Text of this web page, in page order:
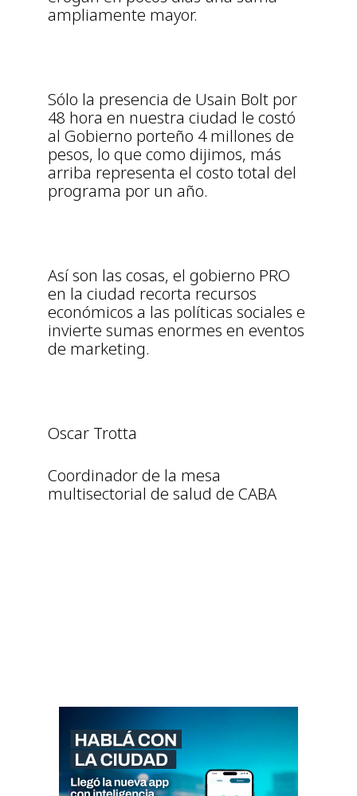
ampliamente mayor.
Sólo la presencia de Usain Bolt por
48 hora en nuestra ciudad le costó
al Gobierno porteño 4 millones de
pesos, lo que como dijimos, más
arriba representa el costo total del
programa por un año.
Así son las cosas, el gobierno PRO
en la ciudad recorta recursos
económicos a las políticas sociales e
invierte sumas enormes en eventos
de marketing.
Oscar Trotta
Coordinador de la mesa
multisectorial de salud de CABA